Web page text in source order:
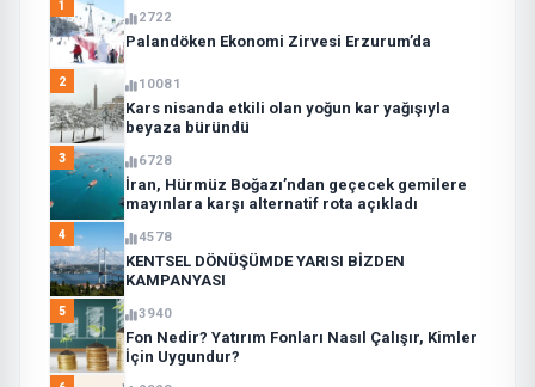
1
2722
Palandöken Ekonomi Zirvesi Erzurum’da
2 10081
Kars nisanda etkili olan yoğun kar yağışıyla
beyaza büründü
3 6728
İran, Hürmüz Boğazı’ndan geçecek gemilere
mayınlara karşı alternatif rota açıkladı
4 4578
KENTSEL DÖNÜŞÜMDE YARISI BİZDEN
KAMPANYASI
5 3940
Fon Nedir? Yatırım Fonları Nasıl Çalışır, Kimler
İçin Uygundur?